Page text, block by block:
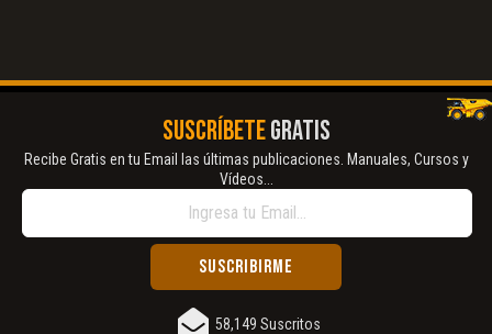
SUSCRÍBETEGRATIS
Recibe Gratis en tu Email las últimas publicaciones. Manuales, Cursos y
Vídeos...
58,149 Suscritos